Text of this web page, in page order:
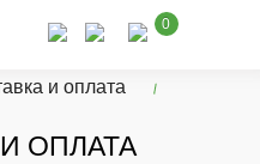
0
и оплата
ОПЛАТА